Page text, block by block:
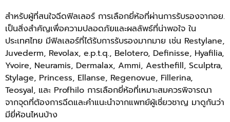
สำหรับผู้ที่สนใจฉีดฟิลเลอร์ การเลือกยี่ห้อที่ผ่านการรับรองจากอย.
เป็นสิ่งสำคัญเพื่อความปลอดภัยและผลลัพธ์ที่น่าพอใจ ใน
ประเทศไทย มีฟิลเลอร์ที่ได้รับการรับรองมากมาย เช่น Restylane,
Juvederm, Revolax, e.p.t.q., Belotero, Definisse, Hyafilia,
Yvoire, Neuramis, Dermalax, Ammi, Aesthefill, Sculptra,
Stylage, Princess, Ellanse, Regenovue, Fillerina,
Teosyal, และ Profhilo การเลือกยี่ห้อที่เหมาะสมควรพิจารณา
จากจุดที่ต้องการฉีดและคำแนะนำจากแพทย์ผู้เชี่ยวชาญ มาดูกันว่า
มียี่ห้อนไหนบ้าง